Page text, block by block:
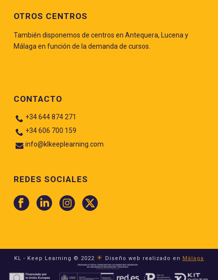
OTROS CENTROS
También disponemos de centros en Antequera, Lucena y
Málaga en función de la demanda de cursos.
CONTACTO
+34 644 874 271
+34 606 700 159
info@klkeeplearning.com
REDES SOCIALES
KL - Keep Learning © 2022 ☀ Diseño web realizado en Málaga